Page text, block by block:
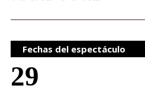
Fechas del espectáculo
29